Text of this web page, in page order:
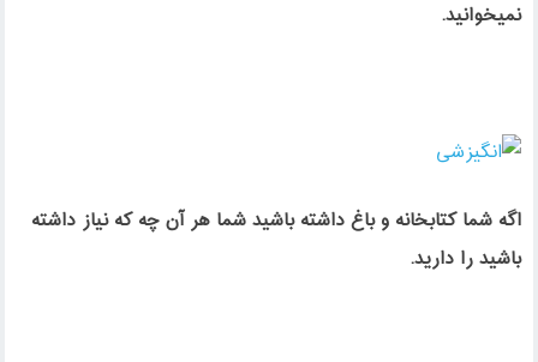
نمیخوانید.
⁣اگه شما کتابخانه و باغ داشته باشید شما هر آن چه که نیاز داشته
باشید را دارید.